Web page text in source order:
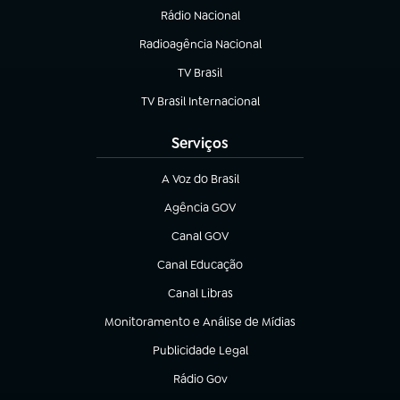
Rádio Nacional
Radioagência Nacional
(abre em nova aba)
TV Brasil
(abre em nova aba)
TV Brasil Internacional
(abre em nova aba)
Serviços
A Voz do Brasil
(abre em nova aba)
Agência GOV
(abre em nova aba)
Canal GOV
(abre em nova aba)
Canal Educação
(abre em nova aba)
Canal Libras
(abre em nova aba)
Monitoramento e Análise de Mídias
(abre em nova aba)
Publicidade Legal
(abre em nova aba)
Rádio Gov
(abre em nova aba)